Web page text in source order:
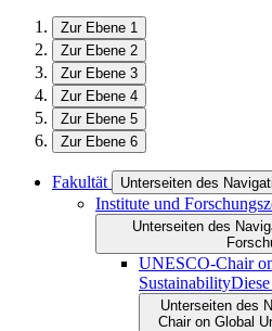
Zur Ebene 1
Zur Ebene 2
Zur Ebene 3
Zur Ebene 4
Zur Ebene 5
Zur Ebene 6
Fakultät Unterseiten des
Institute und
Unterseiten des
UNESCO-Chair
Sustainability
Unterseiten des
Chair on Global